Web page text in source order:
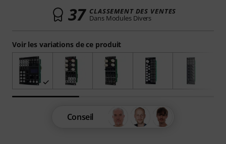
Voir les variations de ce produit
37 CLASSEMENT DES VENTES
Dans Modules Divers
Conseil